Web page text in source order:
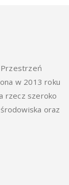
Przestrzeń
w 2013 roku
rzecz szeroko
oraz